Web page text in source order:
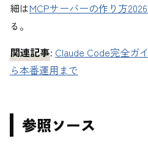
細はMCPサーバーの作り方
る。
関連記事: Claude Code完全ガ
ら本番運用まで
参照ソース